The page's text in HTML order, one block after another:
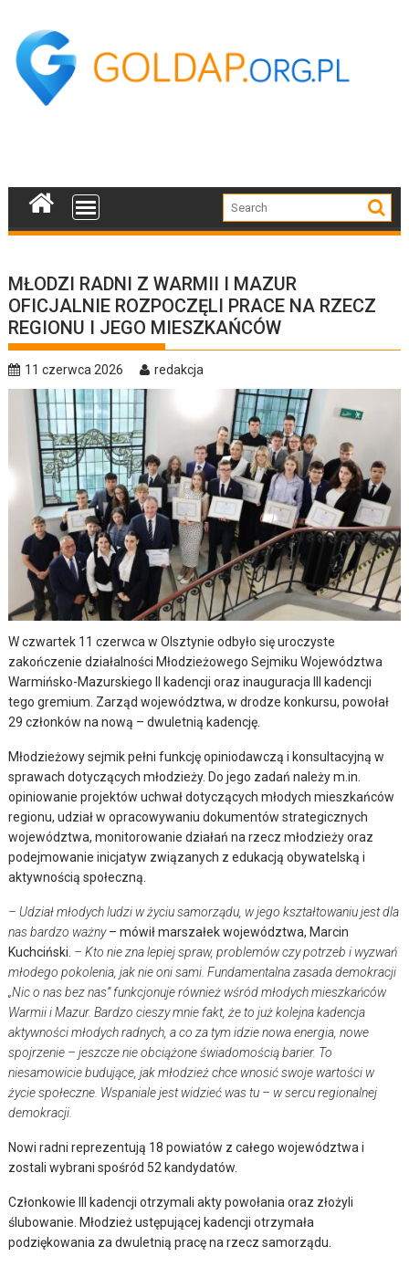
content
MŁODZI RADNI Z WARMII I MAZUR
OFICJALNIE ROZPOCZĘLI PRACE NA RZECZ
REGIONU I JEGO MIESZKAŃCÓW
11 czerwca 2026 redakcja
W czwartek 11 czerwca w Olsztynie odbyło się uroczyste
zakończenie działalności Młodzieżowego Sejmiku Województwa
Warmińsko-Mazurskiego II kadencji oraz inauguracja III kadencji
tego gremium. Zarząd województwa, w drodze konkursu, powołał
29 członków na nową – dwuletnią kadencję.
Młodzieżowy sejmik pełni funkcję opiniodawczą i konsultacyjną w
sprawach dotyczących młodzieży. Do jego zadań należy m.in.
opiniowanie projektów uchwał dotyczących młodych mieszkańców
regionu, udział w opracowywaniu dokumentów strategicznych
województwa, monitorowanie działań na rzecz młodzieży oraz
podejmowanie inicjatyw związanych z edukacją obywatelską i
aktywnością społeczną.
– Udział młodych ludzi w życiu samorządu, w jego kształtowaniu jest dla
nas bardzo ważny– mówił marszałek województwa, Marcin
Kuchciński. – Kto nie zna lepiej spraw, problemów czy potrzeb i wyzwań
młodego pokolenia, jak nie oni sami. Fundamentalna zasada demokracji
„Nic o nas bez nas” funkcjonuje również wśród młodych mieszkańców
Warmii i Mazur. Bardzo cieszy mnie fakt, że to już kolejna kadencja
aktywności młodych radnych, a co za tym idzie nowa energia, nowe
spojrzenie – jeszcze nie obciążone świadomością barier. To
niesamowicie budujące, jak młodzież chce wnosić swoje wartości w
życie społeczne. Wspaniale jest widzieć was tu – w sercu regionalnej
demokracji.
Nowi radni reprezentują 18 powiatów z całego województwa i
zostali wybrani spośród 52 kandydatów.
Członkowie III kadencji otrzymali akty powołania oraz złożyli
ślubowanie. Młodzież ustępującej kadencji otrzymała
podziękowania za dwuletnią pracę na rzecz samorządu.